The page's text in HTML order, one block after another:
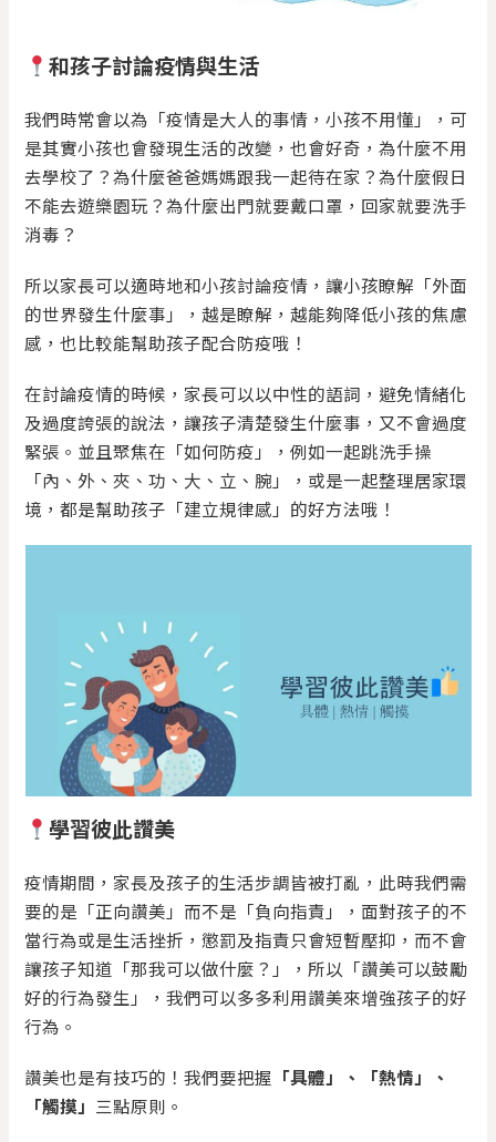
和孩子討論疫情與生活
我們時常會以為「疫情是大人的事情，小孩不用懂」，可
是其實小孩也會發現生活的改變，也會好奇，為什麼不用
去學校了？為什麼爸爸媽媽跟我一起待在家？為什麼假日
不能去遊樂園玩？為什麼出門就要戴口罩，回家就要洗手
消毒？
所以家長可以適時地和小孩討論疫情，讓小孩瞭解「外面
的世界發生什麼事」，越是瞭解，越能夠降低小孩的焦慮
感，也比較能幫助孩子配合防疫哦！
在討論疫情的時候，家長可以以中性的語詞，避免情緒化
及過度誇張的說法，讓孩子清楚發生什麼事，又不會過度
緊張。並且聚焦在「如何防疫」，例如一起跳洗手操
「內、外、夾、功、大、立、腕」，或是一起整理居家環
境，都是幫助孩子「建立規律感」的好方法哦！
學習彼此讚美
疫情期間，家長及孩子的生活步調皆被打亂，此時我們需
要的是「正向讚美」而不是「負向指責」，面對孩子的不
當行為或是生活挫折，懲罰及指責只會短暫壓抑，而不會
讓孩子知道「那我可以做什麼？」，所以「讚美可以鼓勵
好的行為發生」，我們可以多多利用讚美來增強孩子的好
行為。
讚美也是有技巧的！我們要把握 「具體」、「熱情」、
「觸摸」 三點原則。